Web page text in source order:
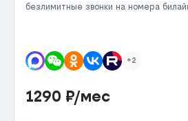
безлимитные звонки на номера
+2
1290 ₽/мес